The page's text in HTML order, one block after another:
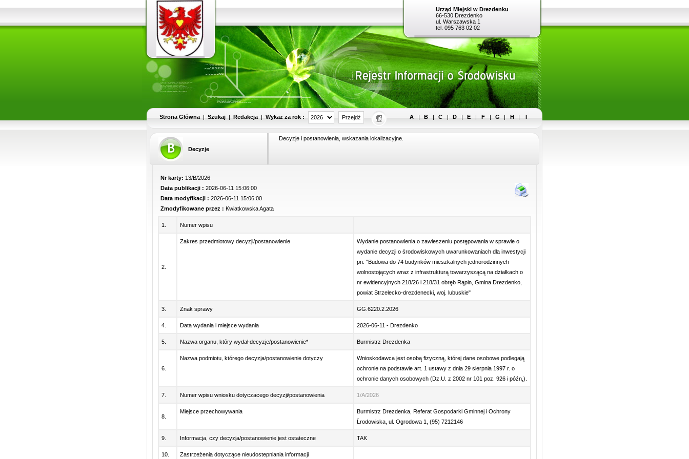
Urząd Miejski w Drezdenku
66-530 Drezdenko
ul. Warszawska 1
tel. 095 763 02 02
Strona Główna | Szukaj | Redakcja | Wykaz za rok : A | B | C | D | E | F | G | H | I
Decyzje
Decyzje i postanowienia, wskazania lokalizacyjne.
Nr karty: 13/B/2026
Data publikacji : 2026-06-11 15:06:00
Data modyfikacji : 2026-06-11 15:06:00
Zmodyfikowane przez : Kwiatkowska Agata
1. Numer wpisu
2.
Zakres przedmiotowy decyzji/postanowienie
Wydanie postanowienia o zawieszeniu postępowania w sprawie o
wydanie decyzji o środowiskowych uwarunkowaniach dla inwestycji
pn. "Budowa do 74 budynków mieszkalnych jednorodzinnych
wolnostojących wraz z infrastrukturą towarzyszącą na działkach o
nr ewidencyjnych 218/26 i 218/31 obręb Rąpin, Gmina Drezdenko,
powiat Strzelecko-drezdenecki, woj. lubuskie"
3. Znak sprawy GG.6220.2.2026
4. Data wydania i miejsce wydania 2026-06-11 - Drezdenko
5. Nazwa organu, który wydał decyzje/postanowienie* Burmistrz Drezdenka
6.
Nazwa podmiotu, którego decyzja/postanowienie dotyczy
Wnioskodawca jest osobą fizyczną, której dane osobowe podlegają
ochronie na podstawie art. 1 ustawy z dnia 29 sierpnia 1997 r. o
ochronie danych osobowych (Dz.U. z 2002 nr 101 poz. 926 i późn,).
7. Numer wpisu wniosku dotyczacego decyzji/postanowienia 1/A/2026
8.
Miejsce przechowywania
Burmistrz Drezdenka, Referat Gospodarki Gminnej i Ochrony
Ĺrodowiska, ul. Ogrodowa 1, (95) 7212146
9. Informacja, czy decyzja/postanowienie jest ostateczne TAK
10. Zastrzeżenia dotyczące nieudostepniania informacji